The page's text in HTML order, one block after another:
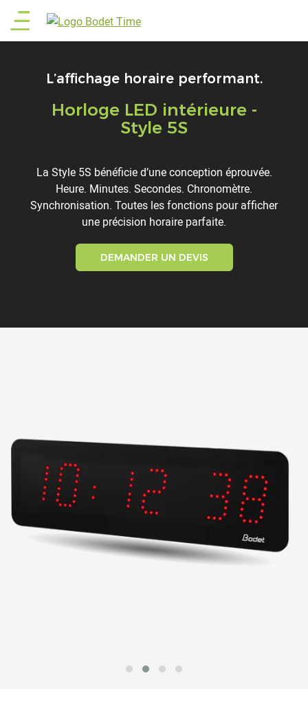
Aller
au
contenu
Main
menu
L’affichage horaire performant.
Horloge LED intérieure -
Style 5S
Description
La Style 5S bénéficie d’une conception éprouvée.
Heure. Minutes. Secondes. Chronomètre.
Synchronisation. Toutes les fonctions pour afficher
une précision horaire parfaite.
DEMANDER UN DEVIS